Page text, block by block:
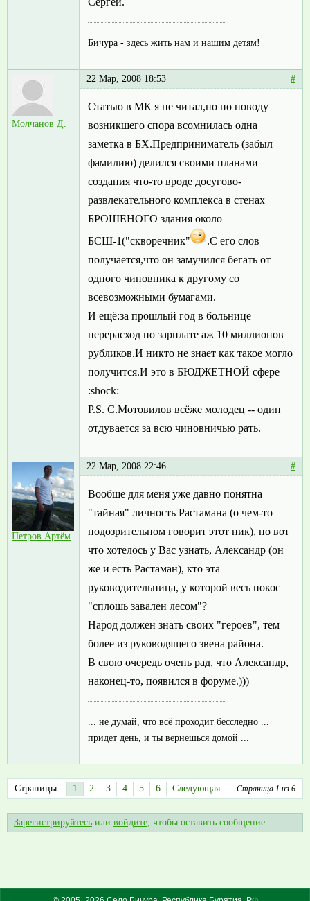
Бичура - здесь жить нам и нашим детям!
Молчанов Д.
22 Мар, 2008 18:53 #
Статью в МК я не читал,но по поводу
возникшего спора всомнилась одна
заметка в БХ.Предприниматель (забыл
фамилию) делился своими планами
создания что-то вроде досугово-
развлекательного комплекса в стенах
БРОШЕНОГО здания около
БСШ-1("скворечник"
.С его слов
получается,что он замучился бегать от
одного чиновника к другому со
всевозможными бумагами.
И ещё:за прошлый год в больнице
перерасход по зарплате аж 10 миллионов
рубликов.И никто не знает как такое могло
получится.И это в БЮДЖЕТНОЙ сфере
:shock:
P.S. С.Мотовилов всёже молодец -- один
отдувается за всю чиновничью рать.
Петров Артём
22 Мар, 2008 22:46 #
Вообще для меня уже давно понятна
"тайная" личность Растамана (о чем-то
подозрительном говорит этот ник), но вот
что хотелось у Вас узнать, Александр (он
же и есть Растаман), кто эта
руководительница, у которой весь покос
"сплошь завален лесом"?
Народ должен знать своих "героев", тем
более из руководящего звена района.
В свою очередь очень рад, что Александр,
наконец-то, появился в форуме.)))
... не думай, что всё проходит бесследно ...
придет день, и ты вернешься домой ...
Страница 1 из 6
Страницы: 1 2 3 4 5 6 Следующая
Зарегистрируйтесь или войдите, чтобы оставить сообщение.